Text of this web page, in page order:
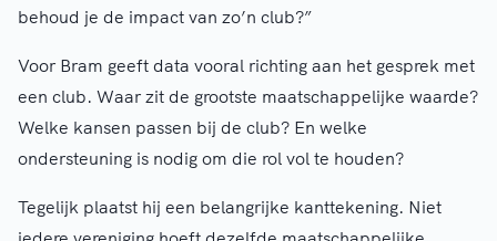
behoud je de impact van zo’n club?”
Voor Bram geeft data vooral richting aan het gesprek met
een club. Waar zit de grootste maatschappelijke waarde?
Welke kansen passen bij de club? En welke
ondersteuning is nodig om die rol vol te houden?
Tegelijk plaatst hij een belangrijke kanttekening. Niet